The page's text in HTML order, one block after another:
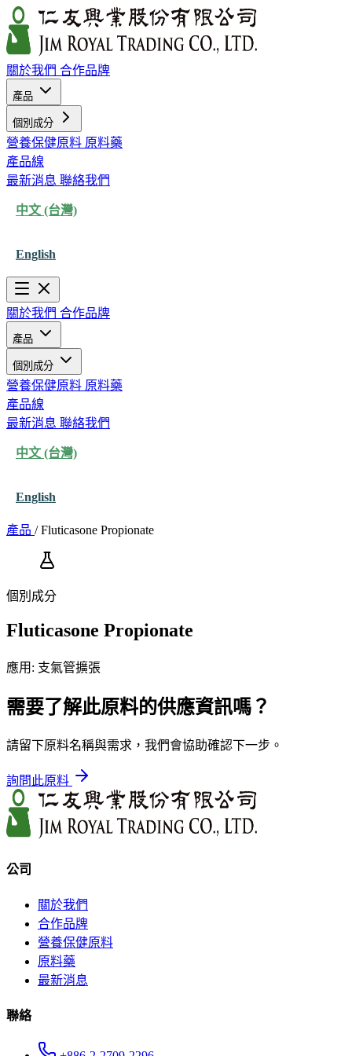
關於我們 合作品牌
產品
個別成分
營養保健原料 原料藥
產品線
最新消息 聯絡我們
中文 (台灣)
English
關於我們 合作品牌
產品
個別成分
營養保健原料 原料藥
產品線
最新消息 聯絡我們
中文 (台灣)
English
產品 / Fluticasone Propionate
個別成分
Fluticasone Propionate
應用: 支氣管擴張
需要了解此原料的供應資訊嗎？
請留下原料名稱與需求，我們會協助確認下一步。
詢問此原料
公司
關於我們
合作品牌
營養保健原料
原料藥
最新消息
聯絡